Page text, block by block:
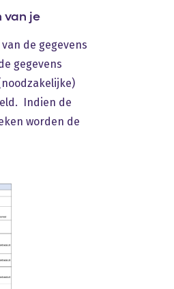
van je
de gegevens
gegevens
Indien de
worden de